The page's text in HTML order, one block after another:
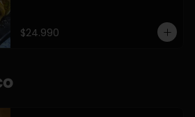
palta, cubierto con topping de
chimichurri de la casa flambeado.
$24.990